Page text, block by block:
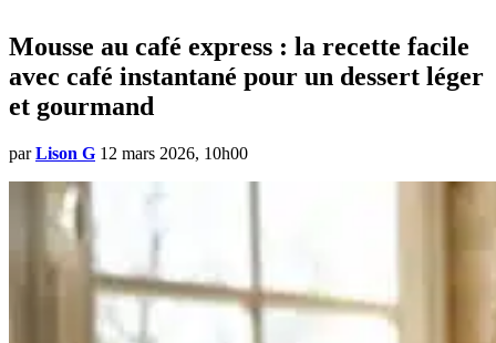
Mousse au café express : la recette facile
avec café instantané pour un dessert léger
et gourmand
par Lison G 12 mars 2026, 10h00